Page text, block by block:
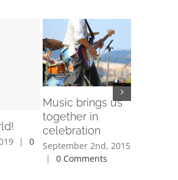
|
0
Music brings us
together in
celebration
September 2nd, 2015
|
0 Comments